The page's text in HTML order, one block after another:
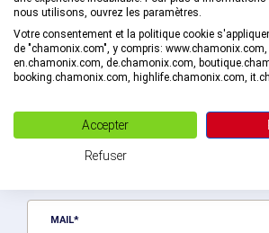
votre demande.
En savoir plus sur la gestion de vos
Recevez des bons plans personnalisés !
Soyez le premier informé ! Découvrez les
exlusivité en vous abonnant à la newsletter de
MAIL
nous utilisons, ouvrez les paramètres.
Votre consentement et la politique cookie
de "chamonix.com", y compris:
en.chamonix.com, de.chamonix.com,
booking.chamonix.com, highlife.chamonix.com,
Accepter
Refuser